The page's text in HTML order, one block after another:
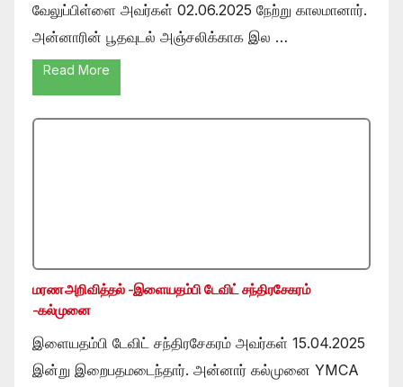
வேலுப்பிள்ளை அவர்கள் 02.06.2025 நேற்று காலமானார்.
அன்னாரின் பூதவுடல் அஞ்சலிக்காக இல …
Read More
மரண அறிவித்தல் -இளையதம்பி டேவிட் சந்திரசேகரம்
-கல்முனை
இளையதம்பி டேவிட் சந்திரசேகரம் அவர்கள் 15.04.2025
இன்று இறைபதமடைந்தார். அன்னார் கல்முனை YMCA